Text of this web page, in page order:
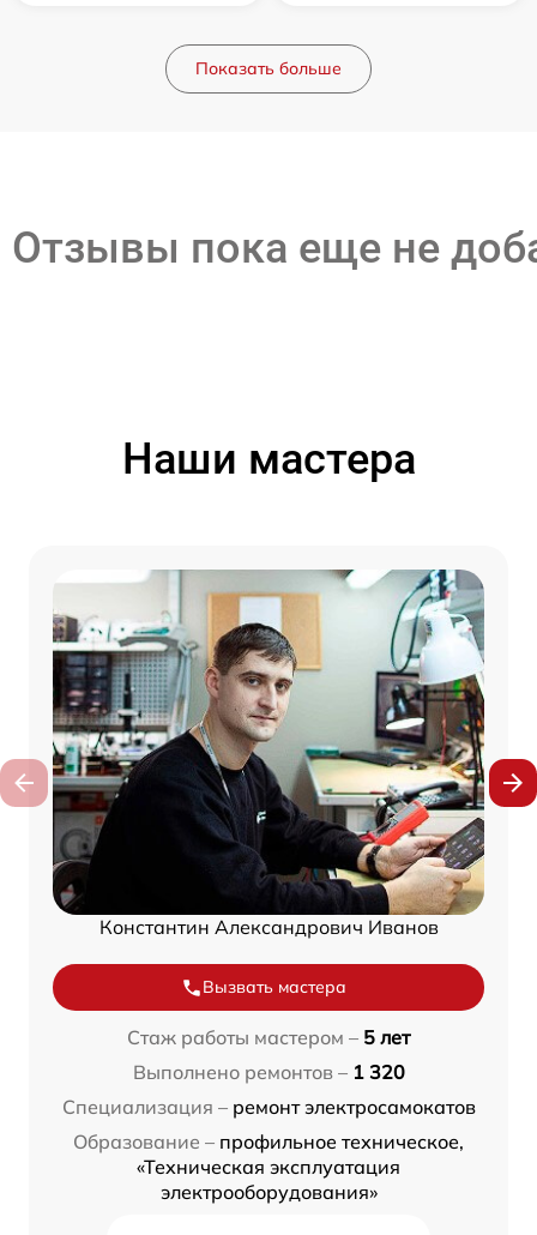
Показать больше
Отзывы пока еще не
Наши мастера
Константин Александрович Иванов
Вызвать мастера
Стаж работы мастером – 5 лет
Выполнено ремонтов – 1 320
Специализация – ремонт электросамокатов
Образование – профильное техническое,
«Техническая эксплуатация
электрооборудования»